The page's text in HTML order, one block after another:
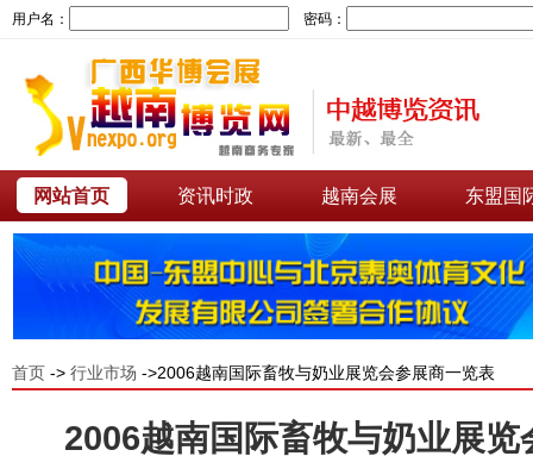
用户名： 密码：
网站首页 资讯时政 越南会展 东盟国
首页 -> 行业市场 ->2006越南国际畜牧与奶业展览会参展商一览表
2006越南国际畜牧与奶业展